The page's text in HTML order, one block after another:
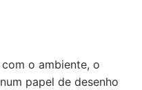
o ambiente, o
papel de desenho